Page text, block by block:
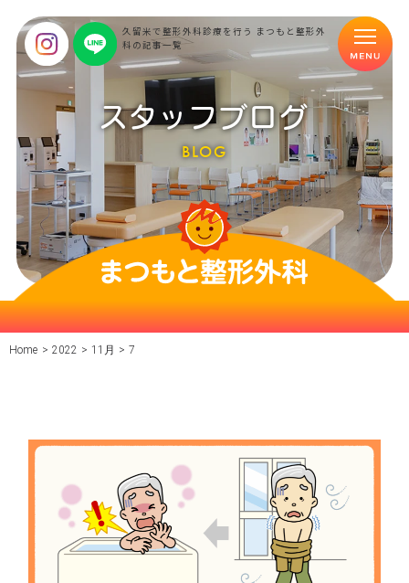
久留米で整形外科診療を行う まつもと整形外
科の記事一覧
スタッフブログ
BLOG
Home > 2022 > 11月 > 7